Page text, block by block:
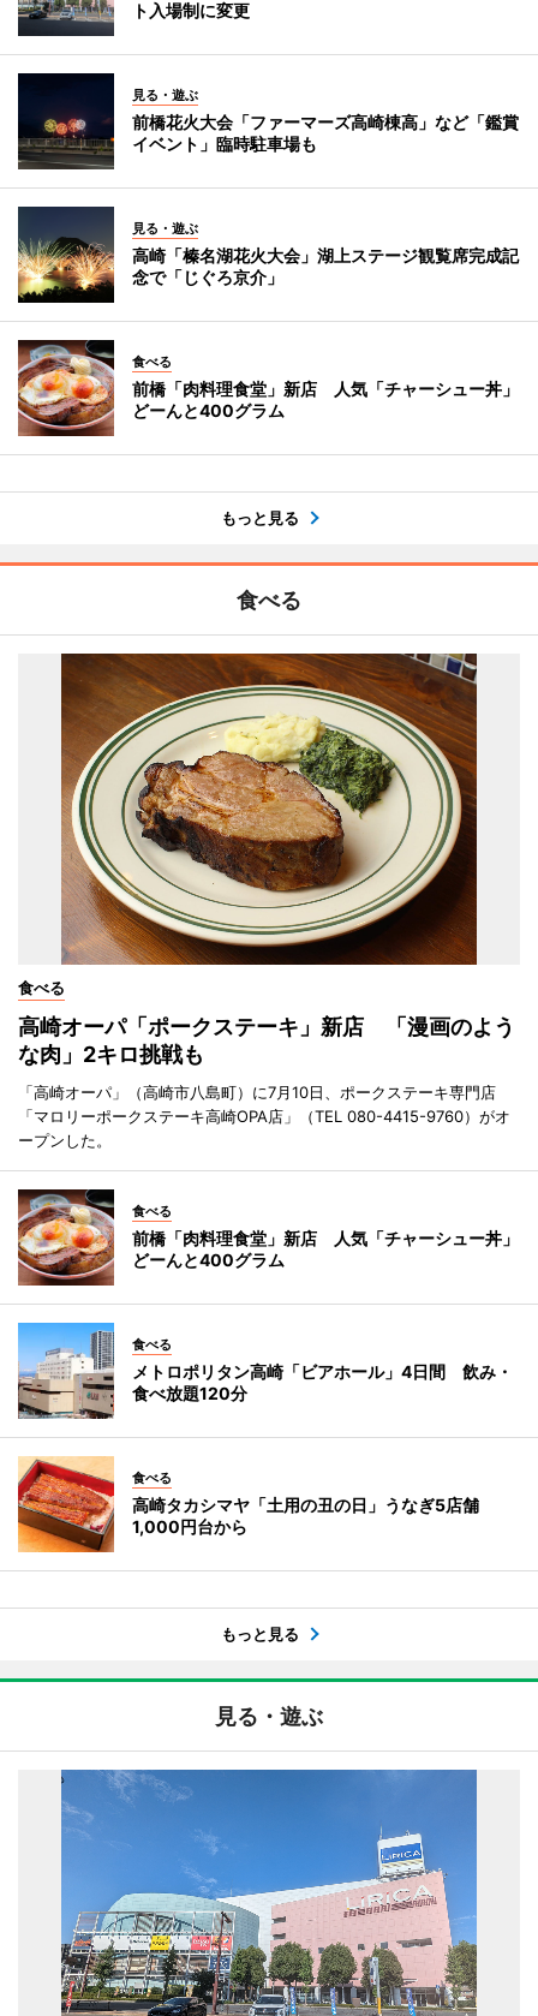
ト入場制に変更
見る・遊ぶ
前橋花火大会「ファーマーズ高崎棟高」など「鑑賞
イベント」臨時駐車場も
見る・遊ぶ
高崎「榛名湖花火大会」湖上ステージ観覧席完成記
念で「じぐろ京介」
食べる
前橋「肉料理食堂」新店 人気「チャーシュー丼」
どーんと400グラム
もっと見る
食べる
食べる
高崎オーパ「ポークステーキ」新店 「漫画のよう
な肉」2キロ挑戦も
「高崎オーパ」（高崎市八島町）に7月10日、ポークステーキ専門店
「マロリーポークステーキ高崎OPA店」（TEL 080-4415-9760）がオ
ープンした。
食べる
前橋「肉料理食堂」新店 人気「チャーシュー丼」
どーんと400グラム
食べる
メトロポリタン高崎「ビアホール」4日間 飲み・
食べ放題120分
食べる
高崎タカシマヤ「土用の丑の日」うなぎ5店舗
1,000円台から
もっと見る
見る・遊ぶ